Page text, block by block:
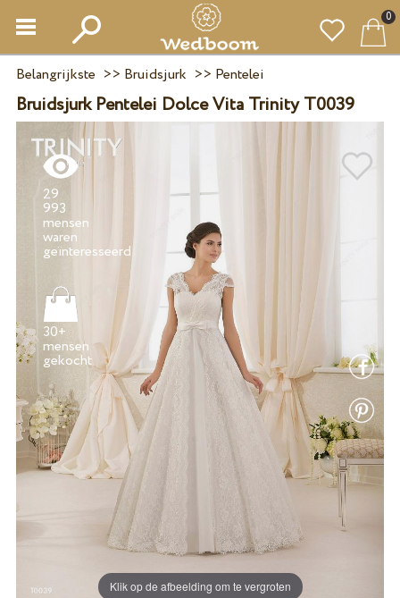
0
Belangrijkste >> Bruidsjurk >> Pentelei
Bruidsjurk Pentelei Dolce Vita Trinity T0039
Klik op de afbeelding om te vergroten
29
993
mensen
waren
30+
mensen